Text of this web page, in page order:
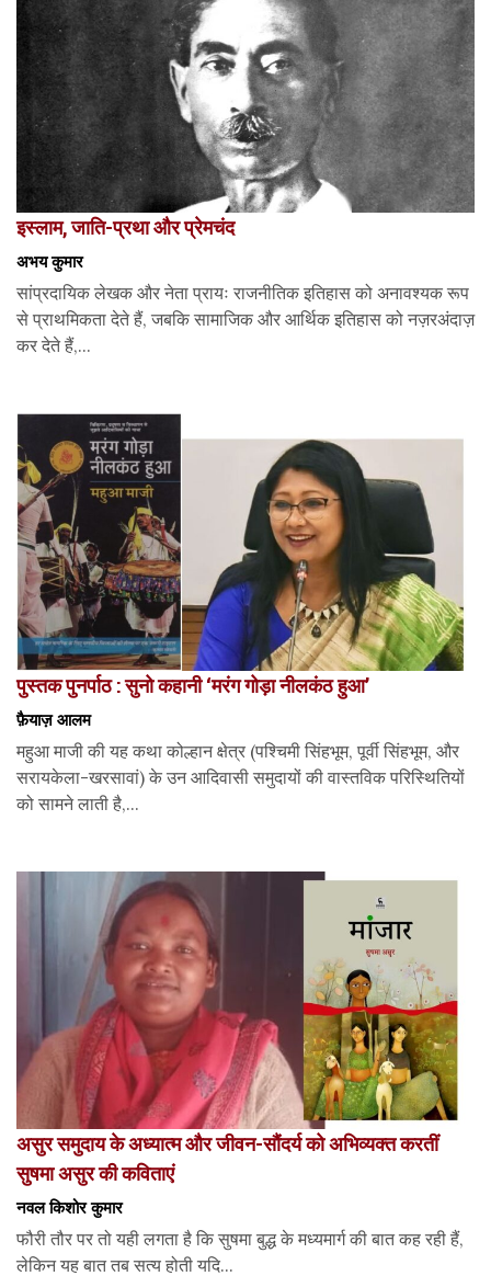
इस्लाम, जाति-प्रथा और प्रेमचंद
अभय कुमार
सांप्रदायिक लेखक और नेता प्रायः राजनीतिक इतिहास को अनावश्यक रूप
से प्राथमिकता देते हैं, जबकि सामाजिक और आर्थिक इतिहास को नज़रअंदाज़
कर देते हैं,...
पुस्तक पुनर्पाठ : सुनो कहानी ‘मरंग गोड़ा नीलकंठ हुआ’
फ़ैयाज़ आलम
महुआ माजी की यह कथा कोल्हान क्षेत्र (पश्चिमी सिंहभूम, पूर्वी सिंहभूम, और
सरायकेला-खरसावां) के उन आदिवासी समुदायों की वास्तविक परिस्थितियों
को सामने लाती है,...
असुर समुदाय के अध्यात्म और जीवन-सौंदर्य को अभिव्यक्त करतीं
सुषमा असुर की कविताएं
नवल किशोर कुमार
फौरी तौर पर तो यही लगता है कि सुषमा बुद्ध के मध्यमार्ग की बात कह रही हैं,
लेकिन यह बात तब सत्य होती यदि...